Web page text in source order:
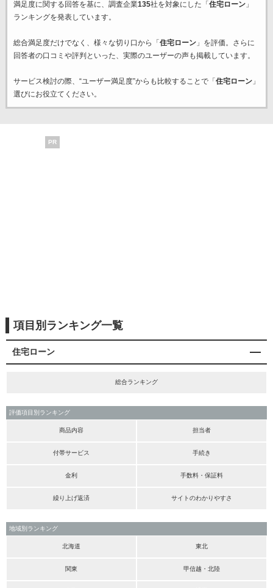
満足度に関する回答を基に、調査企業135社を対象にした「 住宅ローン」
ランキングを発表しています。
総合満足度だけでなく、様々な切り口から「 住宅ローン」を評価。さらに
回答者の口コミや評判といった、実際のユーザーの声も掲載しています。
サービス検討の際、“ユーザー満足度”からも比較することで「 住宅ローン」
選びにお役立てください。
PR
項目別ランキング一覧
住宅ローン
総合ランキング
評価項目別ランキング
商品内容 担当者
付帯サービス 手続き
金利 手数料・保証料
繰り上げ返済 サイトのわかりやすさ
地域別ランキング
北海道 東北
関東 甲信越・北陸